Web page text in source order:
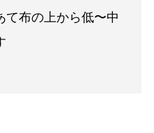
布の上から低〜中